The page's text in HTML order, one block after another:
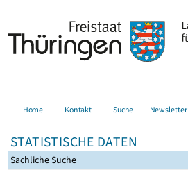
Home Kontakt Suche Newsletter
STATISTISCHE DATEN
Sachliche Suche